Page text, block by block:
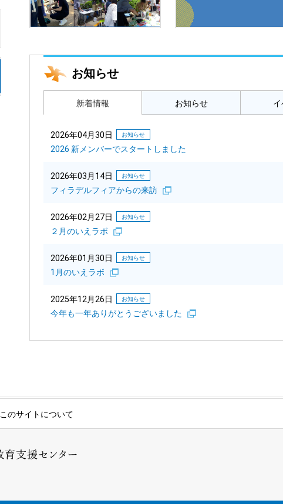
お知らせ
新着情報 お知らせ
2026年04月30日 お知らせ
2026 新メンバーでスタートしました
2026年03月14日 お知らせ
フィラデルフィアからの来訪
2026年02月27日 お知らせ
２月のいえラボ
2026年01月30日 お知らせ
1月のいえラボ
2025年12月26日 お知らせ
今年も一年ありがとうございました
このサイトについて